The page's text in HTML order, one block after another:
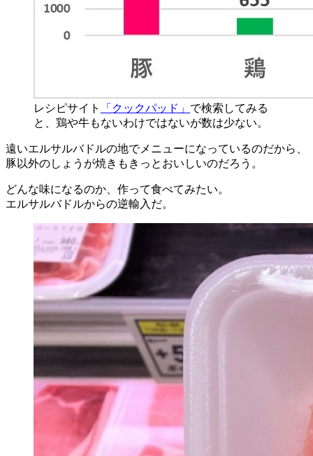
レシピサイト 「クックパッド」 で検索してみる
と、鶏や牛もないわけではないが数は少ない。
遠いエルサルバドルの地でメニューになっているのだから、
豚以外のしょうが焼きもきっとおいしいのだろう。
どんな味になるのか、作って食べてみたい。
エルサルバドルからの逆輸入だ。